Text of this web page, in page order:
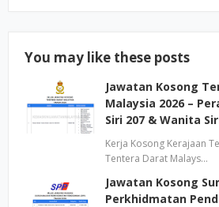
You may like these posts
Jawatan Kosong
Malaysia 2026 –
Siri 207 & Wanita
Kerja Kosong Kerajaan
Tentera Darat Malays…
Jawatan Kosong
Perkhidmatan